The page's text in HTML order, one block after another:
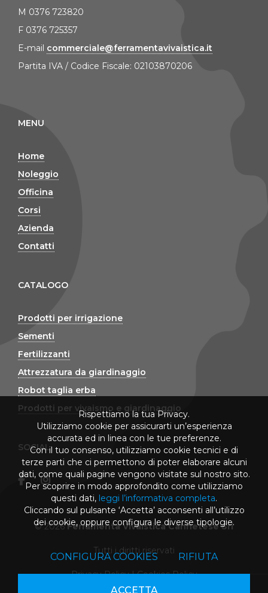
M 0376 723820
F 0376 725357
E-mail commerciale@ferramentavivaistica.it
Partita IVA / Codice Fiscale: 02103870206
MENU
Home
Noleggio
Officina
Corsi
Azienda
Contatti
CATALOGO
Prodotti per irrigazione
Sementi
Fertilizzanti
Attrezzatura da giardinaggio
Robot taglia erba
Prodotti per vivaismo e giardinaggio
SOCIAL
© 2026Ferramenta Vivaistica Cannetese Srl
Tutti i diritti riservati
Privacy Policy|Cookies Policy
Rispettiamo la tua Privacy.
Utilizziamo cookie per assicurarti un’esperienza
accurata ed in linea con le tue preferenze.
Con il tuo consenso, utilizziamo cookie tecnici e di
terze parti che ci permettono di poter elaborare alcuni
dati, come quali pagine vengono visitate sul nostro sito.
Per scoprire in modo approfondito come utilizziamo
questi dati, leggi l’informativa completa.
Cliccando sul pulsante ‘Accetta’ acconsenti all’utilizzo
dei cookie, oppure configura le diverse tipologie.
CONFIGURA COOKIES RIFIUTA
ACCETTA